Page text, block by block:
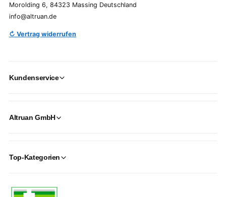
Morolding 6, 84323 Massing Deutschland
info@altruan.de
↻ Vertrag widerrufen
Kundenservice
Altruan GmbH
Top-Kategorien